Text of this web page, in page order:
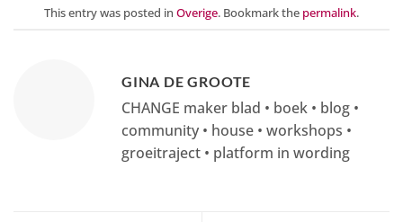
This entry was posted in Overige. Bookmark the permalink.
GINA DE GROOTE
CHANGE maker blad • boek • blog •
community • house • workshops •
groeitraject • platform in wording